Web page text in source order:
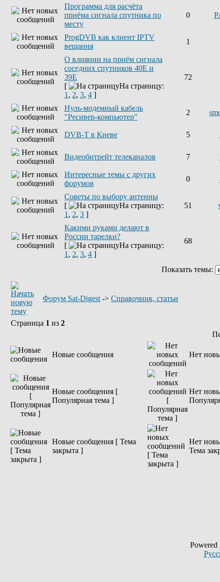
Программа для расчёта
приёма сигнала спутника по
месту
0
ProgDVB как клиент IPTV
вещания
1
О влиянии на приём сигнала
соседних спутников 40E и
39E
[
На страницу:
1 , 2, 3, 4 ]
72
Нуль-модемный кабель
"Ресивер-компьютер"
2
DVB-T в Киеве 5
Видеобитрейт телеканалов 7
Интересные темы с других
форумов
0
Советы по выбору антенны
[
На страницу:
1 , 2, 3 ]
51
Какими руками делают в
России тарелки?
[
На страницу:
1 , 2, 3, 4 ]
68
Показать темы:
Форум Sat-Digest -> Справочник, статьи
Страница 1 из 2
Новые сообщения Нет
Новые сообщения [
Популярная тема ]
Нет
Новые сообщения [ Тема
закрыта ]
Нет
Тема